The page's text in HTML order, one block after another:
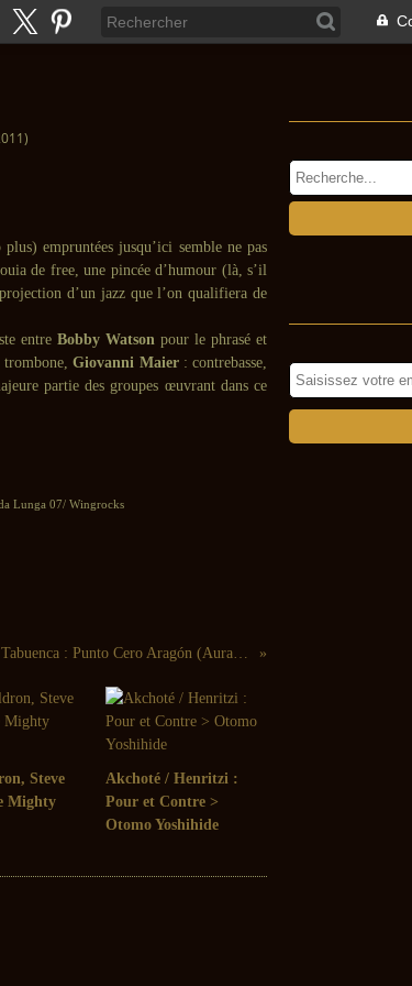
empruntées jusqu’ici semble ne pas
de free, une pincée d’humour (là, s’il
d’un jazz que l’on qualifiera de
entreBobby Watson pour le phrasé et
Giovanni Maier: contrebasse,
partie des groupes œuvrant dans ce
Lunga 07/ Wingrocks
Wade Matthews, Luis Tabuenca : Punto Cero Aragón (Aural Terrains, 2011)
Steve
Mighty
Akchoté / Henritzi :
Pour et Contre >
Otomo Yoshihide